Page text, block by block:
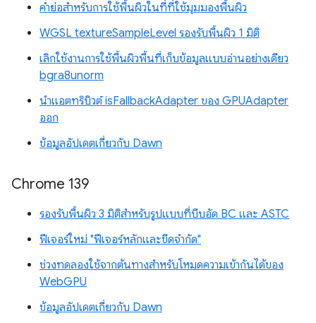
คำย่อสำหรับการใช้พื้นผิวในที่ที่ใช้มุมมองพื้นผิว
WGSL textureSampleLevel รองรับพื้นผิว 1 มิติ
เลิกใช้งานการใช้พื้นผิวพื้นที่เก็บข้อมูลแบบอ่านอย่างเดียว
bgra8unorm
นำแอตทริบิวต์ isFallbackAdapter ของ GPUAdapter
ออก
ข้อมูลอัปเดตเกี่ยวกับ Dawn
Chrome 139
รองรับพื้นผิว 3 มิติสำหรับรูปแบบที่บีบอัด BC และ ASTC
ฟีเจอร์ใหม่ "ฟีเจอร์หลักและขีดจำกัด"
ช่วงทดลองใช้จากต้นทางสำหรับโหมดความเข้ากันได้ของ
WebGPU
ข้อมูลอัปเดตเกี่ยวกับ Dawn